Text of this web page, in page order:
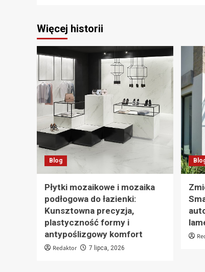
Więcej historii
Blog
Płytki mozaikowe i mozaika
podłogowa do łazienki:
Kunsztowna precyzja,
plastyczność formy i
antypoślizgowy komfort
Redaktor 7 lipca, 2026